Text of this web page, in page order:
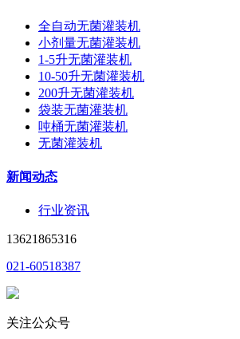
全自动无菌灌装机
小剂量无菌灌装机
1-5升无菌灌装机
10-50升无菌灌装机
200升无菌灌装机
袋装无菌灌装机
吨桶无菌灌装机
无菌灌装机
新闻动态
行业资讯
13621865316
021-60518387
关注公众号